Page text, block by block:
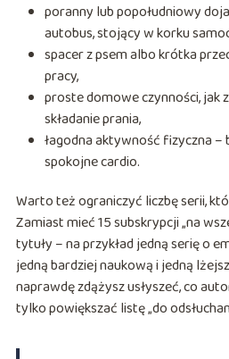
poranny lub popołudniowy
autobus, stojący w korku
spacer z psem albo krótka
pracy,
proste domowe czynności, jak
składanie prania,
łagodna aktywność fizyczna
spokojne cardio.
Warto też ograniczyć liczbę serii,
Zamiast mieć 15 subskrypcji „na
tytuły – na przykład jedną serię o
jedną bardziej naukową i jedną
naprawdę zdążysz usłyszeć, co
tylko powiększać listę „do